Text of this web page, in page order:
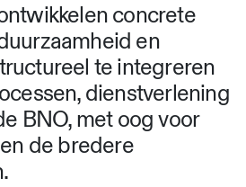
concrete
en
te integreren
dienstverlening
BNO, met oog voor
de bredere